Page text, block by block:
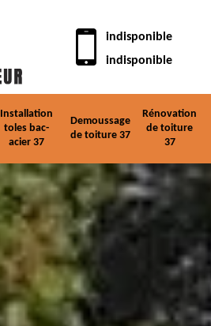
indisponible
indisponible
Installation
toles bac-
acier 37
Demoussage
de toiture 37
Rénovation
de toiture
37